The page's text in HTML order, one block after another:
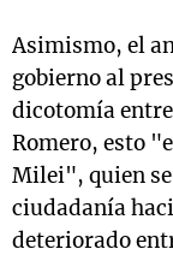
Asimismo, el
gobierno al
dicotomía
Romero, esto
Milei", quien se
ciudadanía
deteriorado